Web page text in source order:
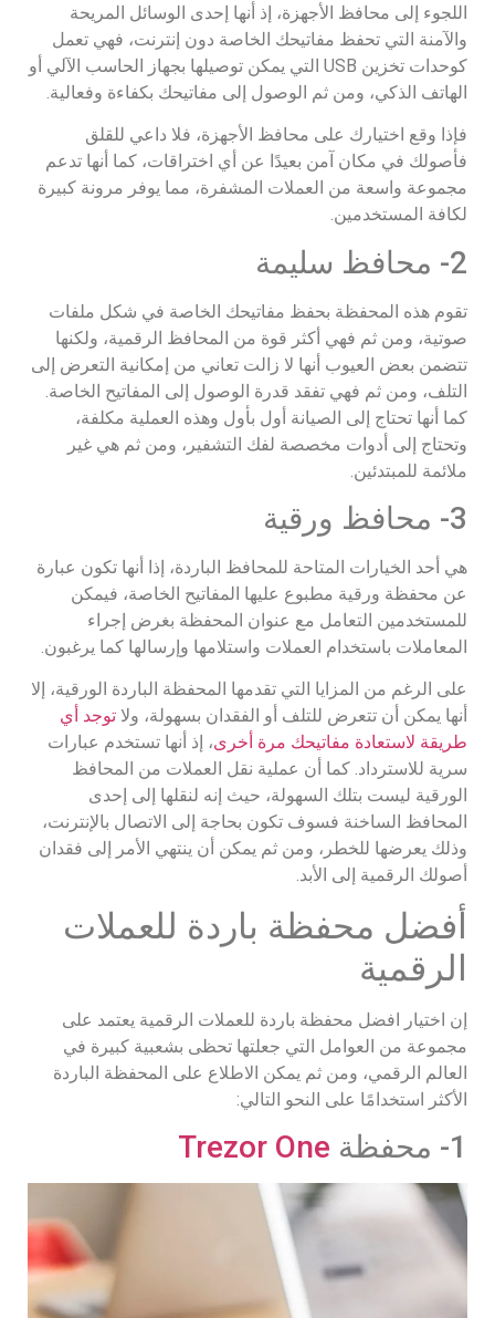
اللجوء إلى محافظ الأجهزة، إذ أنها إحدى الوسائل المريحة
والآمنة التي تحفظ مفاتيحك الخاصة دون إنترنت، فهي تعمل
كوحدات تخزين USB التي يمكن توصيلها بجهاز الحاسب الآلي أو
الهاتف الذكي، ومن ثم الوصول إلى مفاتيحك بكفاءة وفعالية.
فإذا وقع اختيارك على محافظ الأجهزة، فلا داعي للقلق
فأصولك في مكان آمن بعيدًا عن أي اختراقات، كما أنها تدعم
مجموعة واسعة من العملات المشفرة، مما يوفر مرونة كبيرة
لكافة المستخدمين.
2- محافظ سليمة
تقوم هذه المحفظة بحفظ مفاتيحك الخاصة في شكل ملفات
صوتية، ومن ثم فهي أكثر قوة من المحافظ الرقمية، ولكنها
تتضمن بعض العيوب أنها لا زالت تعاني من إمكانية التعرض إلى
التلف، ومن ثم فهي تفقد قدرة الوصول إلى المفاتيح الخاصة.
كما أنها تحتاج إلى الصيانة أول بأول وهذه العملية مكلفة،
وتحتاج إلى أدوات مخصصة لفك التشفير، ومن ثم هي غير
ملائمة للمبتدئين.
3- محافظ ورقية
هي أحد الخيارات المتاحة للمحافظ الباردة، إذا أنها تكون عبارة
عن محفظة ورقية مطبوع عليها المفاتيح الخاصة، فيمكن
للمستخدمين التعامل مع عنوان المحفظة بغرض إجراء
المعاملات باستخدام العملات واستلامها وإرسالها كما يرغبون.
على الرغم من المزايا التي تقدمها المحفظة الباردة الورقية، إلا
أنها يمكن أن تتعرض للتلف أو الفقدان بسهولة، ولا توجد أي
طريقة لاستعادة مفاتيحك مرة أخرى، إذ أنها تستخدم عبارات
سرية للاسترداد. كما أن عملية نقل العملات من المحافظ
الورقية ليست بتلك السهولة، حيث إنه لنقلها إلى إحدى
المحافظ الساخنة فسوف تكون بحاجة إلى الاتصال بالإنترنت،
وذلك يعرضها للخطر، ومن ثم يمكن أن ينتهي الأمر إلى فقدان
أصولك الرقمية إلى الأبد.
أفضل محفظة باردة للعملات
الرقمية
إن اختيار افضل محفظة باردة للعملات الرقمية يعتمد على
مجموعة من العوامل التي جعلتها تحظى بشعبية كبيرة في
العالم الرقمي، ومن ثم يمكن الاطلاع على المحفظة الباردة
الأكثر استخدامًا على النحو التالي:
1- محفظة Trezor One